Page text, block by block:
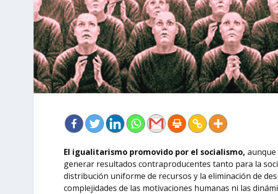
El igualitarismo promovido por el socialismo, aunque
generar resultados contraproducentes tanto para la
distribución uniforme de recursos y la eliminación de
complejidades de las motivaciones humanas ni las